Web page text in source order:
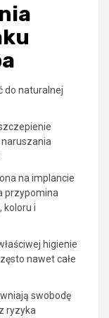
do naturalnej
na implancie
przypomina
koloru i
higienie
nawet całe
swobodę
ryzyka